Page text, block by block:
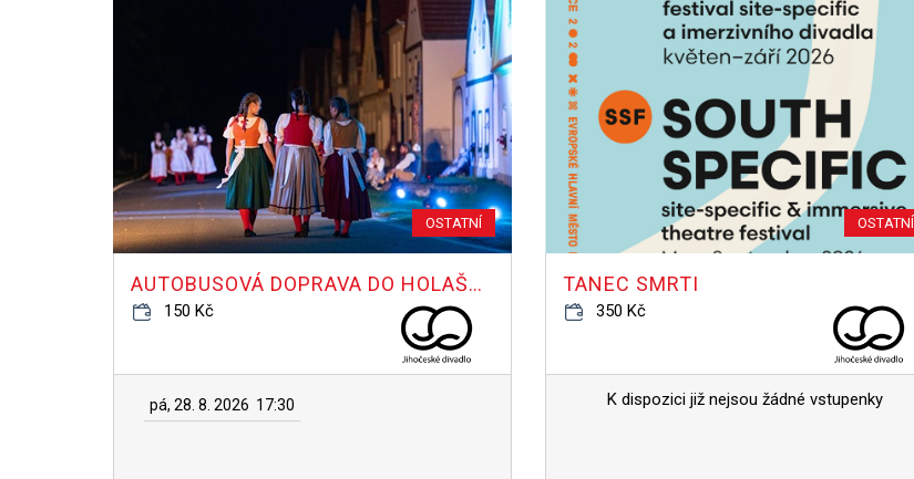
OSTATNÍ
AUTOBUSOVÁ DOPRAVA DO HOLAŠOVIC NA PRODANOU NEVĚSTU
150 Kč
pá, 28. 8. 2026 17:30
OSTATNÍ
TANEC SMRTI
350 Kč
K dispozici již nejsou žádné vstupenky